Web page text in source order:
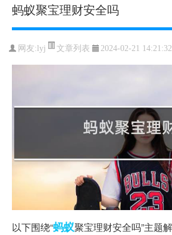
蚂蚁聚宝理财安全吗
网友: lyj 文章列表 2024-02-21 14:21:32
以下围绕“蚂蚁聚宝理财安全吗”主题